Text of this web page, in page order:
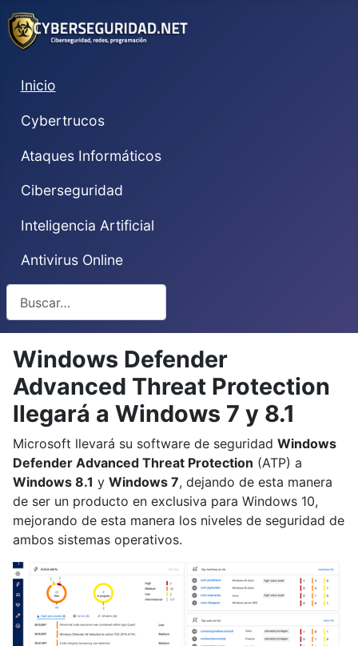
Inicio
Cybertrucos
Ataques Informáticos
Ciberseguridad
Inteligencia Artificial
Antivirus Online
Windows Defender
Advanced Threat Protection
llegará a Windows 7 y 8.1
Microsoft llevará su software de seguridad Windows
Defender Advanced Threat Protection (ATP) a
Windows 8.1 y Windows 7, dejando de esta manera
de ser un producto en exclusiva para Windows 10,
mejorando de esta manera los niveles de seguridad de
ambos sistemas operativos.